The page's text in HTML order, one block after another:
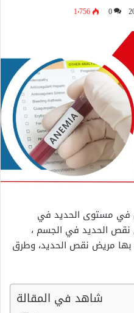
0 1٬756
في مستوى الحديد في
تدل على نقص الحديد في الجسم ،
مريض نقص الحديد، وطرق
شاهد في المقالة